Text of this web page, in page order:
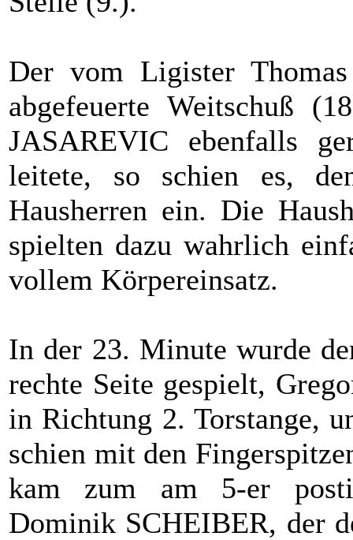
Der vom Ligister
abgefeuerte Weitschuß
JASAREVIC ebenfalls
leitete, so schien es,
Hausherren ein. Die
spielten dazu wahrlich
vollem Körpereinsatz.
In der 23. Minute wurde
rechte Seite gespielt,
in Richtung 2. Torstange,
schien mit den
kam zum am 5-er
Dominik SCHEIBER, der